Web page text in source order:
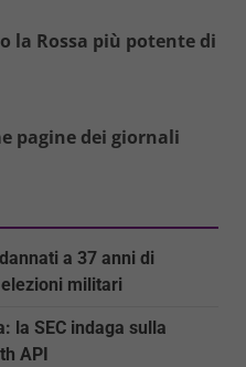
la Rossa più potente di
pagine dei giornali
a 37 anni di
militari
la SEC indaga sulla
API